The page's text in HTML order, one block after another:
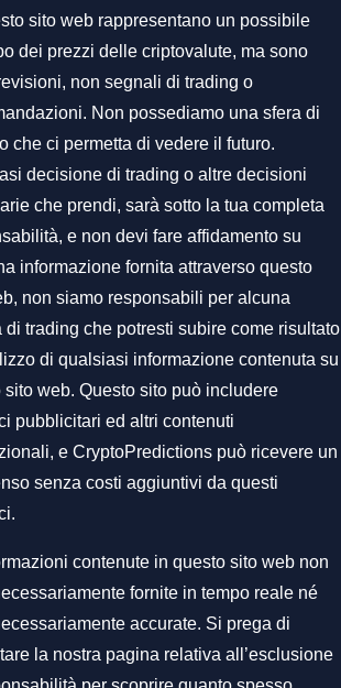
sito web rappresentano un possibile
dei prezzi delle criptovalute, ma sono
non segnali di trading o
Non possediamo una sfera di
che ci permetta di vedere il futuro.
decisione di trading o altre decisioni
che prendi, sarà sotto la tua completa
e non devi fare affidamento su
informazione fornita attraverso questo
non siamo responsabili per alcuna
di trading che potresti subire come risultato
di qualsiasi informazione contenuta su
sito web. Questo sito può includere
pubblicitari ed altri contenuti
e CryptoPredictions può ricevere un
senza costi aggiuntivi da questi
contenute in questo sito web non
fornite in tempo reale né
accurate. Si prega di
la nostra pagina relativa all’esclusione